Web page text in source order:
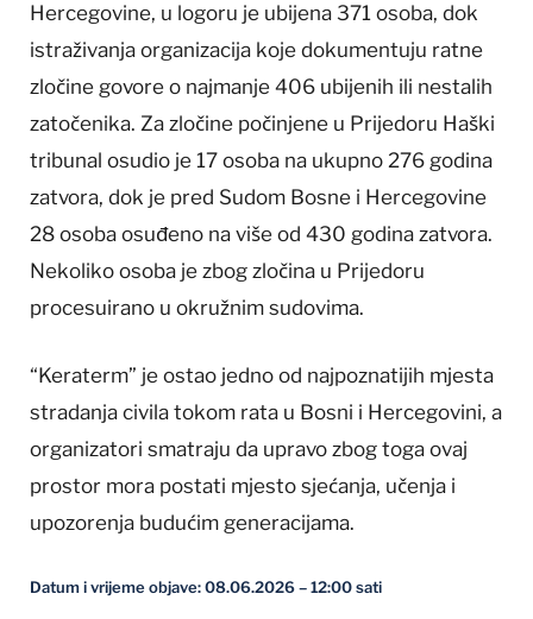
Hercegovine, u logoru je ubijena 371 osoba, dok
istraživanja organizacija koje dokumentuju ratne
zločine govore o najmanje 406 ubijenih ili nestalih
zatočenika. Za zločine počinjene u Prijedoru Haški
tribunal osudio je 17 osoba na ukupno 276 godina
zatvora, dok je pred Sudom Bosne i Hercegovine
28 osoba osuđeno na više od 430 godina zatvora.
Nekoliko osoba je zbog zločina u Prijedoru
procesuirano u okružnim sudovima.
“Keraterm” je ostao jedno od najpoznatijih mjesta
stradanja civila tokom rata u Bosni i Hercegovini, a
organizatori smatraju da upravo zbog toga ovaj
prostor mora postati mjesto sjećanja, učenja i
upozorenja budućim generacijama.
Datum i vrijeme objave: 08.06.2026 – 12:00 sati